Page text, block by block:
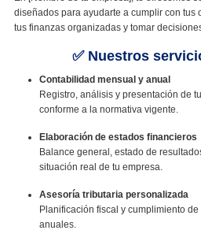
diseñados para ayudarte a cumplir con tus
tus finanzas organizadas y tomar
✅ Nuestros
Contabilidad mensual y anual
Registro, análisis y presentación de
conforme a la normativa vigente.
Elaboración de estados financieros
Balance general, estado de
situación real de tu empresa.
Asesoría tributaria personalizada
Planificación fiscal y cumplimiento
anuales.